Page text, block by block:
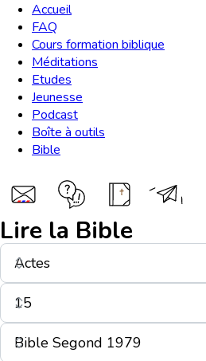
Accueil
FAQ
Cours formation biblique
Méditations
Etudes
Jeunesse
Podcast
Boîte à outils
Bible
Lire la Bible